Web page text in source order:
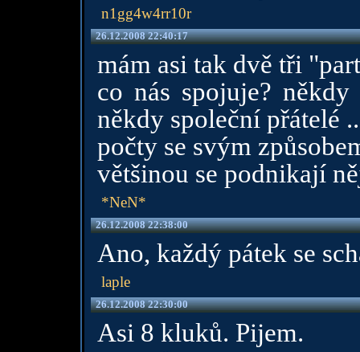
n1gg4w4rr10r
26.12.2008 22:40:17
mám asi tak dvě tři
co nás spojuje?
někdy společní přátelé
počty se svým
většinou se podnikají
*NeN*
26.12.2008 22:38:00
Ano, každý pátek se
laple
26.12.2008 22:30:00
Asi 8 kluků. Pijem.